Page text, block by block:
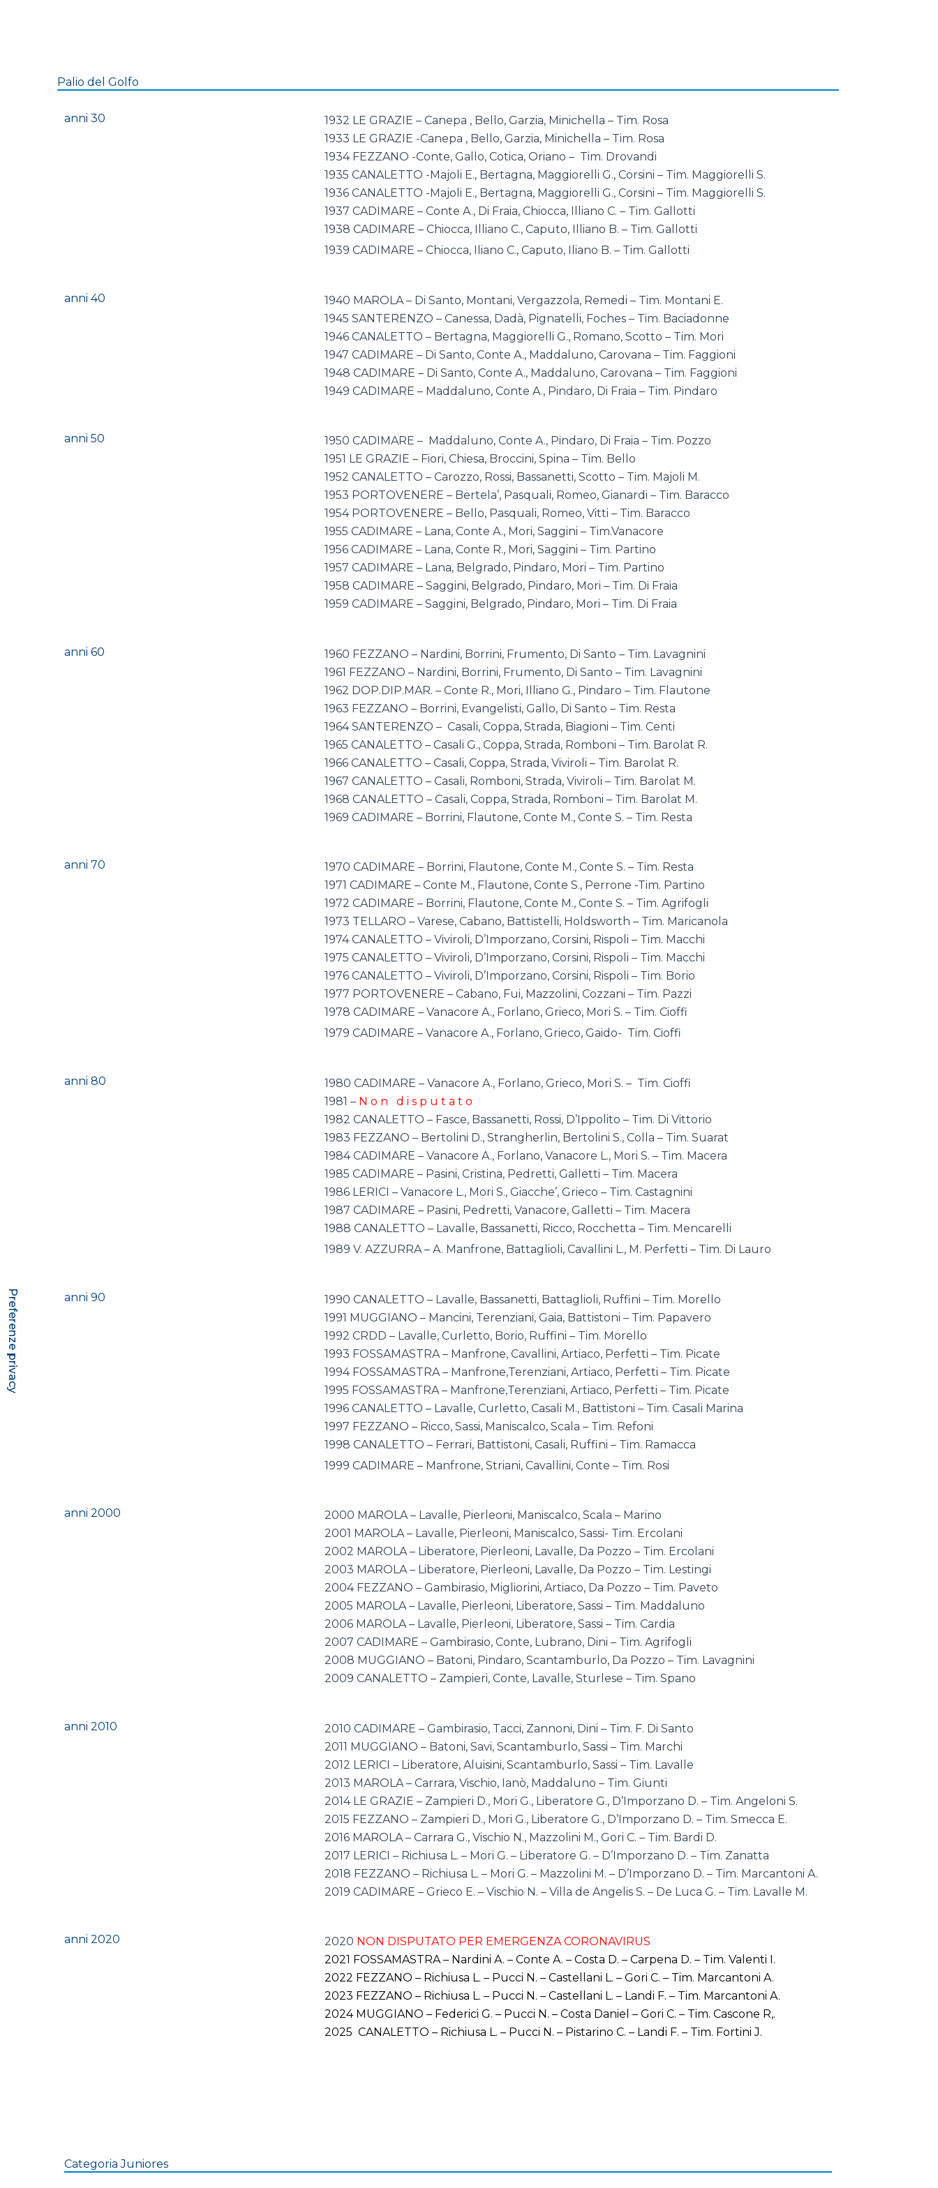
Palio del Golfo
anni 30
1932 LE GRAZIE – Canepa , Bello, Garzia, Minichella – Tim. Rosa
1933 LE GRAZIE -Canepa , Bello, Garzia, Minichella – Tim. Rosa
1934 FEZZANO -Conte, Gallo, Cotica, Oriano – Tim. Drovandi
1935 CANALETTO -Majoli E., Bertagna, Maggiorelli G., Corsini – Tim. Maggiorelli S.
1936 CANALETTO -Majoli E., Bertagna, Maggiorelli G., Corsini – Tim. Maggiorelli S.
1937 CADIMARE – Conte A., Di Fraia, Chiocca, Illiano C. – Tim. Gallotti
1938 CADIMARE – Chiocca, Illiano C., Caputo, Illiano B. – Tim. Gallotti
1939 CADIMARE – Chiocca, Iliano C., Caputo, Iliano B. – Tim. Gallotti
anni 40
1940 MAROLA – Di Santo, Montani, Vergazzola, Remedi – Tim. Montani E.
1945 SANTERENZO – Canessa, Dadà, Pignatelli, Foches – Tim. Baciadonne
1946 CANALETTO – Bertagna, Maggiorelli G., Romano, Scotto – Tim. Mori
1947 CADIMARE – Di Santo, Conte A., Maddaluno, Carovana – Tim. Faggioni
1948 CADIMARE – Di Santo, Conte A., Maddaluno, Carovana – Tim. Faggioni
1949 CADIMARE – Maddaluno, Conte A., Pindaro, Di Fraia – Tim. Pindaro
anni 50
1950 CADIMARE – Maddaluno, Conte A., Pindaro, Di Fraia – Tim. Pozzo
1951 LE GRAZIE – Fiori, Chiesa, Broccini, Spina – Tim. Bello
1952 CANALETTO – Carozzo, Rossi, Bassanetti, Scotto – Tim. Majoli M.
1953 PORTOVENERE – Bertela’, Pasquali, Romeo, Gianardi – Tim. Baracco
1954 PORTOVENERE – Bello, Pasquali, Romeo, Vitti – Tim. Baracco
1955 CADIMARE – Lana, Conte A., Mori, Saggini – Tim.Vanacore
1956 CADIMARE – Lana, Conte R., Mori, Saggini – Tim. Partino
1957 CADIMARE – Lana, Belgrado, Pindaro, Mori – Tim. Partino
1958 CADIMARE – Saggini, Belgrado, Pindaro, Mori – Tim. Di Fraia
1959 CADIMARE – Saggini, Belgrado, Pindaro, Mori – Tim. Di Fraia
anni 60
1960 FEZZANO – Nardini, Borrini, Frumento, Di Santo – Tim. Lavagnini
1961 FEZZANO – Nardini, Borrini, Frumento, Di Santo – Tim. Lavagnini
1962 DOP.DIP.MAR. – Conte R., Mori, Illiano G., Pindaro – Tim. Flautone
1963 FEZZANO – Borrini, Evangelisti, Gallo, Di Santo – Tim. Resta
1964 SANTERENZO – Casali, Coppa, Strada, Biagioni – Tim. Centi
1965 CANALETTO – Casali G., Coppa, Strada, Romboni – Tim. Barolat R.
1966 CANALETTO – Casali, Coppa, Strada, Viviroli – Tim. Barolat R.
1967 CANALETTO – Casali, Romboni, Strada, Viviroli – Tim. Barolat M.
1968 CANALETTO – Casali, Coppa, Strada, Romboni – Tim. Barolat M.
1969 CADIMARE – Borrini, Flautone, Conte M., Conte S. – Tim. Resta
anni 70
1970 CADIMARE – Borrini, Flautone, Conte M., Conte S. – Tim. Resta
1971 CADIMARE – Conte M., Flautone, Conte S., Perrone -Tim. Partino
1972 CADIMARE – Borrini, Flautone, Conte M., Conte S. – Tim. Agrifogli
1973 TELLARO – Varese, Cabano, Battistelli, Holdsworth – Tim. Maricanola
1974 CANALETTO – Viviroli, D’Imporzano, Corsini, Rispoli – Tim. Macchi
1975 CANALETTO – Viviroli, D’Imporzano, Corsini, Rispoli – Tim. Macchi
1976 CANALETTO – Viviroli, D’Imporzano, Corsini, Rispoli – Tim. Borio
1977 PORTOVENERE – Cabano, Fui, Mazzolini, Cozzani – Tim. Pazzi
1978 CADIMARE – Vanacore A., Forlano, Grieco, Mori S. – Tim. Cioffi
1979 CADIMARE – Vanacore A., Forlano, Grieco, Gaido- Tim. Cioffi
anni 80
1980 CADIMARE – Vanacore A., Forlano, Grieco, Mori S. – Tim. Cioffi
1981 – N o n d i s p u t a t o
1982 CANALETTO – Fasce, Bassanetti, Rossi, D’Ippolito – Tim. Di Vittorio
1983 FEZZANO – Bertolini D., Strangherlin, Bertolini S., Colla – Tim. Suarat
1984 CADIMARE – Vanacore A., Forlano, Vanacore L., Mori S. – Tim. Macera
1985 CADIMARE – Pasini, Cristina, Pedretti, Galletti – Tim. Macera
1986 LERICI – Vanacore L., Mori S., Giacche’, Grieco – Tim. Castagnini
1987 CADIMARE – Pasini, Pedretti, Vanacore, Galletti – Tim. Macera
1988 CANALETTO – Lavalle, Bassanetti, Ricco, Rocchetta – Tim. Mencarelli
1989 V. AZZURRA – A. Manfrone, Battaglioli, Cavallini L., M. Perfetti – Tim. Di Lauro
anni 90
1990 CANALETTO – Lavalle, Bassanetti, Battaglioli, Ruffini – Tim. Morello
1991 MUGGIANO – Mancini, Terenziani, Gaia, Battistoni – Tim. Papavero
1992 CRDD – Lavalle, Curletto, Borio, Ruffini – Tim. Morello
1993 FOSSAMASTRA – Manfrone, Cavallini, Artiaco, Perfetti – Tim. Picate
1994 FOSSAMASTRA – Manfrone,Terenziani, Artiaco, Perfetti – Tim. Picate
1995 FOSSAMASTRA – Manfrone,Terenziani, Artiaco, Perfetti – Tim. Picate
1996 CANALETTO – Lavalle, Curletto, Casali M., Battistoni – Tim. Casali Marina
1997 FEZZANO – Ricco, Sassi, Maniscalco, Scala – Tim. Refoni
1998 CANALETTO – Ferrari, Battistoni, Casali, Ruffini – Tim. Ramacca
1999 CADIMARE – Manfrone, Striani, Cavallini, Conte – Tim. Rosi
anni 2000
2000 MAROLA – Lavalle, Pierleoni, Maniscalco, Scala – Marino
2001 MAROLA – Lavalle, Pierleoni, Maniscalco, Sassi- Tim. Ercolani
2002 MAROLA – Liberatore, Pierleoni, Lavalle, Da Pozzo – Tim. Ercolani
2003 MAROLA – Liberatore, Pierleoni, Lavalle, Da Pozzo – Tim. Lestingi
2004 FEZZANO – Gambirasio, Migliorini, Artiaco, Da Pozzo – Tim. Paveto
2005 MAROLA – Lavalle, Pierleoni, Liberatore, Sassi – Tim. Maddaluno
2006 MAROLA – Lavalle, Pierleoni, Liberatore, Sassi – Tim. Cardia
2007 CADIMARE – Gambirasio, Conte, Lubrano, Dini – Tim. Agrifogli
2008 MUGGIANO – Batoni, Pindaro, Scantamburlo, Da Pozzo – Tim. Lavagnini
2009 CANALETTO – Zampieri, Conte, Lavalle, Sturlese – Tim. Spano
anni 2010
2010 CADIMARE – Gambirasio, Tacci, Zannoni, Dini – Tim. F. Di Santo
2011 MUGGIANO – Batoni, Savi, Scantamburlo, Sassi – Tim. Marchi
2012 LERICI – Liberatore, Aluisini, Scantamburlo, Sassi – Tim. Lavalle
2013 MAROLA – Carrara, Vischio, Ianò, Maddaluno – Tim. Giunti
2014 LE GRAZIE – Zampieri D., Mori G., Liberatore G., D’Imporzano D. – Tim. Angeloni S.
2015 FEZZANO – Zampieri D., Mori G., Liberatore G., D’Imporzano D. – Tim. Smecca E.
2016 MAROLA – Carrara G., Vischio N., Mazzolini M., Gori C. – Tim. Bardi D.
2017 LERICI – Richiusa L. – Mori G. – Liberatore G. – D’Imporzano D. – Tim. Zanatta
2018 FEZZANO – Richiusa L. – Mori G. – Mazzolini M. – D’Imporzano D. – Tim. Marcantoni A.
2019 CADIMARE – Grieco E. – Vischio N. – Villa de Angelis S. – De Luca G. – Tim. Lavalle M.
anni 2020 2020 NON DISPUTATO PER EMERGENZA CORONAVIRUS
2021 FOSSAMASTRA – Nardini A. – Conte A. – Costa D. – Carpena D. – Tim. Valenti I.
2022 FEZZANO – Richiusa L. – Pucci N. – Castellani L. – Gori C. – Tim. Marcantoni A.
2023 FEZZANO – Richiusa L. – Pucci N. – Castellani L. – Landi F. – Tim. Marcantoni A.
2024 MUGGIANO – Federici G. – Pucci N. – Costa Daniel – Gori C. – Tim. Cascone R,.
2025 CANALETTO – Richiusa L. – Pucci N. – Pistarino C. – Landi F. – Tim. Fortini J.
Categoria Juniores